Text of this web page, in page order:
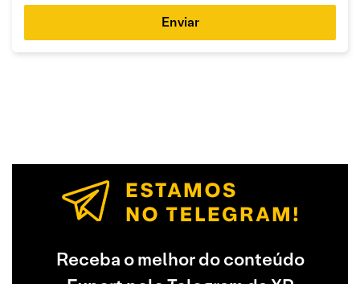
Enviar
Receba o melhor do conteúdo